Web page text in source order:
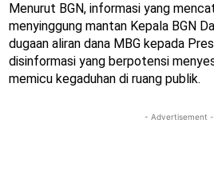
Menurut BGN, informasi yang
menyinggung mantan Kepala BGN
dugaan aliran dana MBG kepada
disinformasi yang berpotensi
memicu kegaduhan di ruang publik.
- Advertisement -